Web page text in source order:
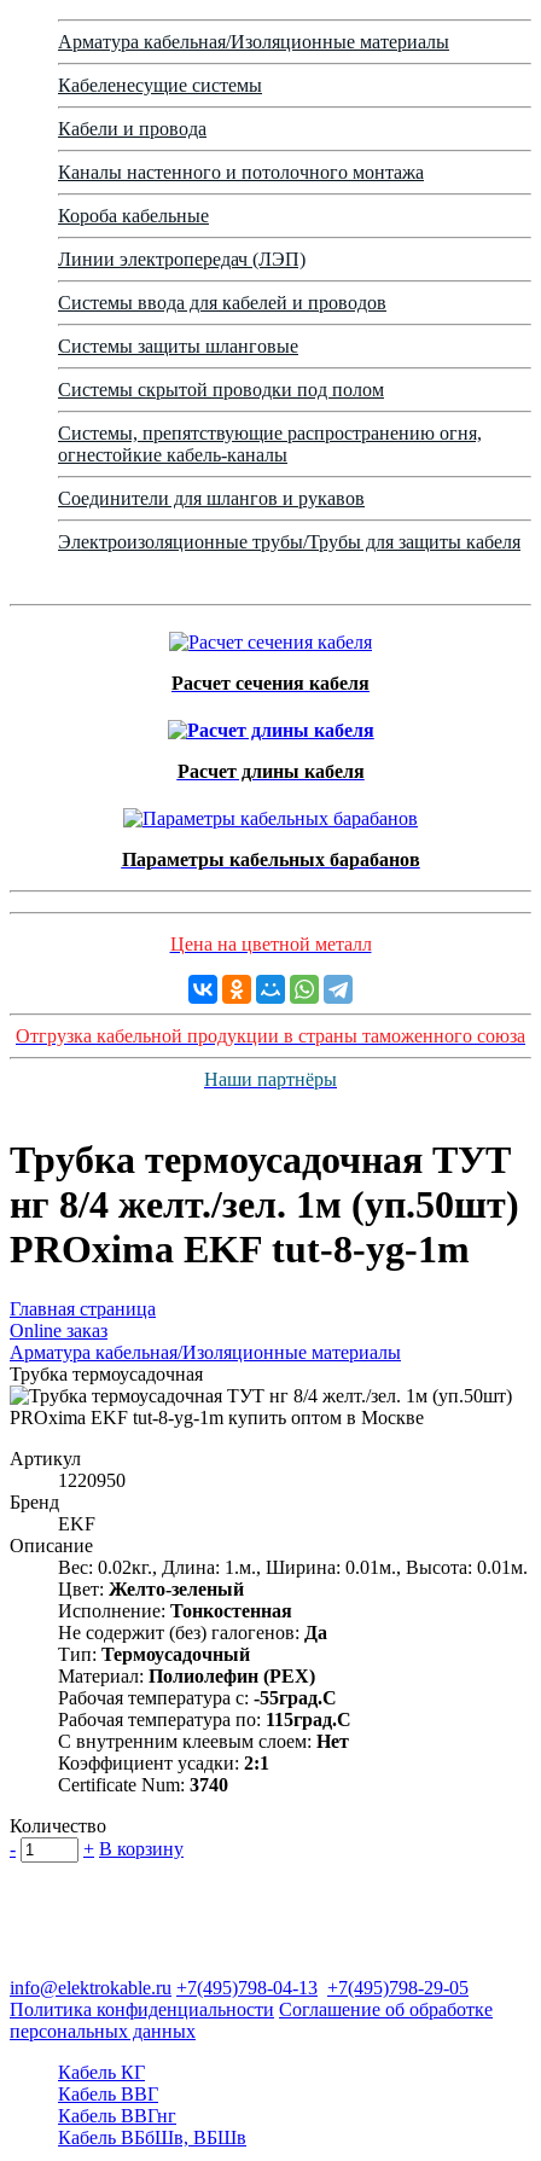
Арматура кабельная/Изоляционные материалы
Кабеленесущие системы
Кабели и провода
Каналы настенного и потолочного монтажа
Короба кабельные
Линии электропередач (ЛЭП)
Системы ввода для кабелей и проводов
Системы защиты шланговые
Системы скрытой проводки под полом
Системы, препятствующие распространению огня,
огнестойкие кабель-каналы
Соединители для шлангов и рукавов
Электроизоляционные трубы/Трубы для защиты кабеля
Расчет сечения кабеля
Расчет длины кабеля
Параметры кабельных барабанов
Цена на цветной металл
Отгрузка кабельной продукции в страны таможенного союза
Наши партнёры
Трубка термоусадочная ТУТ
нг 8/4 желт./зел. 1м (уп.50шт)
PROxima EKF tut-8-yg-1m
Главная страница
Оnline заказ
Арматура кабельная/Изоляционные материалы
Трубка термоусадочная
Артикул
1220950
Бренд
EKF
Описание
Вес: 0.02кг., Длина: 1.м., Ширина: 0.01м., Высота: 0.01м.
Цвет: Желто-зеленый
Исполнение: Тонкостенная
Не содержит (без) галогенов: Да
Тип: Термоусадочный
Материал: Полиолефин (PEX)
Рабочая температура с: -55град.C
Рабочая температура по: 115град.C
С внутренним клеевым слоем: Нет
Коэффициент усадки: 2:1
Certificate Num: 3740
Количество
-
+ В корзину
info@elektrokable.ru +7(495)798-04-13 +7(495)798-29-05
Политика конфиденциальности Соглашение об обработке
персональных данных
Кабель КГ
Кабель ВВГ
Кабель ВВГнг
Кабель ВБбШв, ВБШв